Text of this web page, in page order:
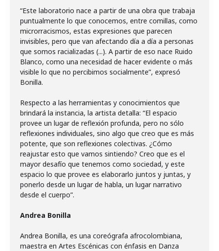
“Este laboratorio nace a partir de una obra que trabaja
puntualmente lo que conocemos, entre comillas, como
microrracismos, estas expresiones que parecen
invisibles, pero que van afectando día a día a personas
que somos racializadas (...). A partir de eso nace Ruido
Blanco, como una necesidad de hacer evidente o más
visible lo que no percibimos socialmente”, expresó
Bonilla.
Respecto a las herramientas y conocimientos que
brindará la instancia, la artista detalla: “El espacio
provee un lugar de reflexión profunda, pero no sólo
reflexiones individuales, sino algo que creo que es más
potente, que son reflexiones colectivas. ¿Cómo
reajustar esto que vamos sintiendo? Creo que es el
mayor desafío que tenemos como sociedad, y este
espacio lo que provee es elaborarlo juntos y juntas, y
ponerlo desde un lugar de habla, un lugar narrativo
desde el cuerpo”.
Andrea Bonilla
Andrea Bonilla, es una coreógrafa afrocolombiana,
maestra en Artes Escénicas con énfasis en Danza